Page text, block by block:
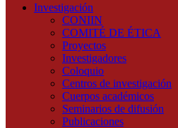
Investigación
CONIIN
COMITÉ DE ÉTICA
Proyectos
Investigadores
Coloquio
Centros de investigación
Cuerpos académicos
Seminarios de difusión
Publicaciones